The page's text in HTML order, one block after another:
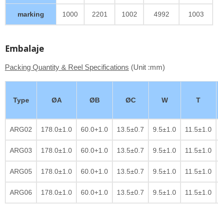
marking 1000 2201 1002 4992 1003
Embalaje
Packing Quantity & Reel Specifications (Unit :mm)
Type ØA ØB ØC W T
ARG02 178.0±1.0 60.0+1.0 13.5±0.7 9.5±1.0 11.5±1.0
ARG03 178.0±1.0 60.0+1.0 13.5±0.7 9.5±1.0 11.5±1.0
ARG05 178.0±1.0 60.0+1.0 13.5±0.7 9.5±1.0 11.5±1.0
ARG06 178.0±1.0 60.0+1.0 13.5±0.7 9.5±1.0 11.5±1.0